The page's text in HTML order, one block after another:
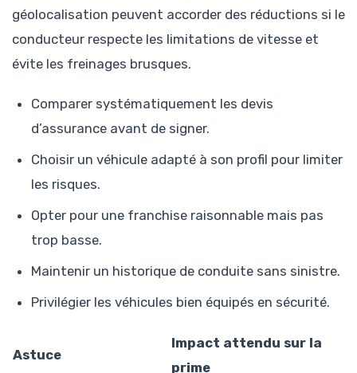
géolocalisation peuvent accorder des réductions si le
conducteur respecte les limitations de vitesse et
évite les freinages brusques.
Comparer systématiquement les devis
d’assurance avant de signer.
Choisir un véhicule adapté à son profil pour limiter
les risques.
Opter pour une franchise raisonnable mais pas
trop basse.
Maintenir un historique de conduite sans sinistre.
Privilégier les véhicules bien équipés en sécurité.
Astuce
Impact attendu sur la
prime